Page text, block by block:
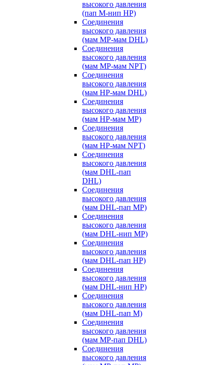
высокого давления
(пап M-нип HP)
Соединения
высокого давления
(мам MP-мам DHL)
Соединения
высокого давления
(мам MP-мам NPT)
Соединения
высокого давления
(мам HP-мам DHL)
Соединения
высокого давления
(мам HP-мам MP)
Соединения
высокого давления
(мам HP-мам NPT)
Соединения
высокого давления
(мам DHL-пап
DHL)
Соединения
высокого давления
(мам DHL-пап MP)
Соединения
высокого давления
(мам DHL-нип MP)
Соединения
высокого давления
(мам DHL-пап HP)
Соединения
высокого давления
(мам DHL-нип HP)
Соединения
высокого давления
(мам DHL-пап M)
Соединения
высокого давления
(мам MP-пап DHL)
Соединения
высокого давления